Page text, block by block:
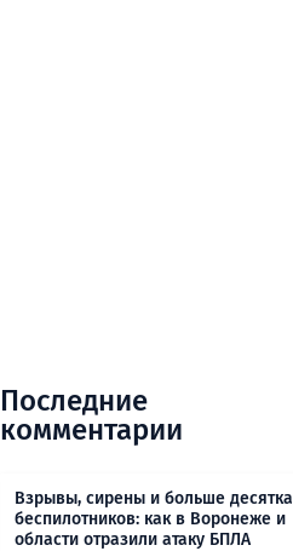
Последние
комментарии
Взрывы, сирены и больше десятка
беспилотников: как в Воронеже и
области отразили атаку БПЛА